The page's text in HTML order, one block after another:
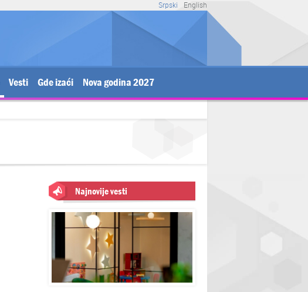
English
Srpski
Vesti Gde izaći Nova godina 2027
Najnovije vesti